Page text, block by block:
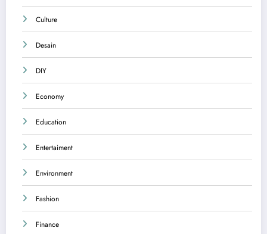
Culture
Desain
DIY
Economy
Education
Entertaiment
Environment
Fashion
Finance